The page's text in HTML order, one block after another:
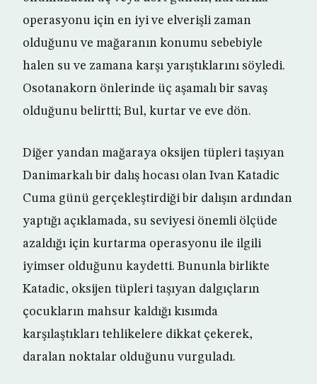
operasyonu için en iyi ve elverişli zaman
olduğunu ve mağaranın konumu sebebiyle
halen su ve zamana karşı yarıştıklarını söyledi.
Osotanakorn önlerinde üç aşamalı bir savaş
olduğunu belirtti; Bul, kurtar ve eve dön.
Diğer yandan mağaraya oksijen tüpleri taşıyan
Danimarkalı bir dalış hocası olan Ivan Katadic
Cuma günü gerçekleştirdiği bir dalışın ardından
yaptığı açıklamada, su seviyesi önemli ölçüde
azaldığı için kurtarma operasyonu ile ilgili
iyimser olduğunu kaydetti. Bununla birlikte
Katadic, oksijen tüpleri taşıyan dalgıçların
çocukların mahsur kaldığı kısımda
karşılaştıkları tehlikelere dikkat çekerek,
daralan noktalar olduğunu vurguladı.